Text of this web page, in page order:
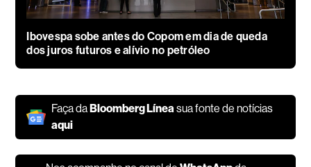
Ibovespa sobe antes do Copom em dia de queda
dos juros futuros e alívio no petróleo
Faça daBloomberg Líneasua fonte de notícias
aqui